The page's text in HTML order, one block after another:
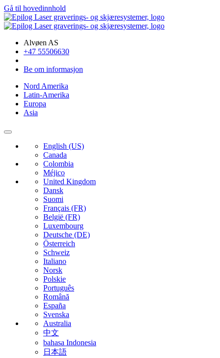
Gå til hovedinnhold
Alvøen AS
+47 55506630
Be om informasjon
Nord Amerika
Latin-Amerika
Europa
Asia
English (US)
Canada
Colombia
Méjico
United Kingdom
Dansk
Suomi
Français (FR)
België (FR)
Luxembourg
Deutsche (DE)
Österreich
Schweiz
Italiano
Norsk
Polskie
Português
Română
España
Svenska
Australia
中文
bahasa Indonesia
日本語